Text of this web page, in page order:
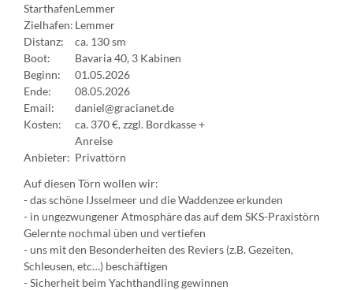
StarthafenLemmer
Zielhafen: Lemmer
Distanz:
ca. 130 sm
Boot:
Bavaria 40, 3 Kabinen
Beginn:
01.05.2026
Ende:
08.05.2026
Email:
daniel@gracianet.de
Kosten:
ca. 370 €, zzgl. Bordkasse +
Anreise
Anbieter: Privattörn
Auf diesen Törn wollen wir:
- das schöne IJsselmeer und die Waddenzee erkunden
- in ungezwungener Atmosphäre das auf dem SKS-Praxistörn
Gelernte nochmal üben und vertiefen
- uns mit den Besonderheiten des Reviers (z.B. Gezeiten,
Schleusen, etc…) beschäftigen
- Sicherheit beim Yachthandling gewinnen